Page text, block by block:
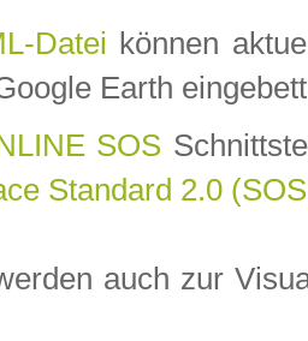
Datei können
Earth
SOS
Standard 2.0
auch zur